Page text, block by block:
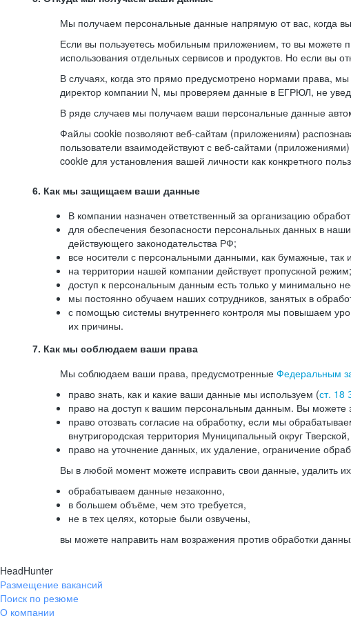
Мы получаем персональные данные напрямую от вас, когда
Если вы пользуетесь мобильным приложением, то вы можете
использования отдельных сервисов и продуктов. Но если вы
В случаях, когда это прямо предусмотрено нормами права,
директор компании N, мы проверяем данные в ЕГРЮЛ, не
В ряде случаев мы получаем ваши персональные данные
Файлы cookie позволяют веб-сайтам (приложениям)
пользователи взаимодействуют с веб-сайтами
cookie для установления вашей личности как конкретного
6. Как мы защищаем ваши данные
В компании назначен ответственный за организацию
для обеспечения безопасности персональных данных в
действующего законодательства РФ;
все носители с персональными данными, как бумажные,
на территории нашей компании действует пропускной режим;
доступ к персональным данным есть только у минимально
мы постоянно обучаем наших сотрудников, занятых в
с помощью системы внутреннего контроля мы повышаем
их причины.
7. Как мы соблюдаем ваши права
Мы соблюдаем ваши права, предусмотренные Федеральным
право знать, как и какие ваши данные мы используем (ст. 18
право на доступ к вашим персональным данным. Вы можете
право отозвать согласие на обработку, если мы
внутригородская территория Муниципальный округ
право на уточнение данных, их удаление, ограничение
Вы в любой момент можете исправить свои данные, удалить
обрабатываем данные незаконно,
в большем объёме, чем это требуется,
не в тех целях, которые были озвучены,
вы можете направить нам возражения против обработки
HeadHunter
Размещение вакансий
Поиск по резюме
О компании